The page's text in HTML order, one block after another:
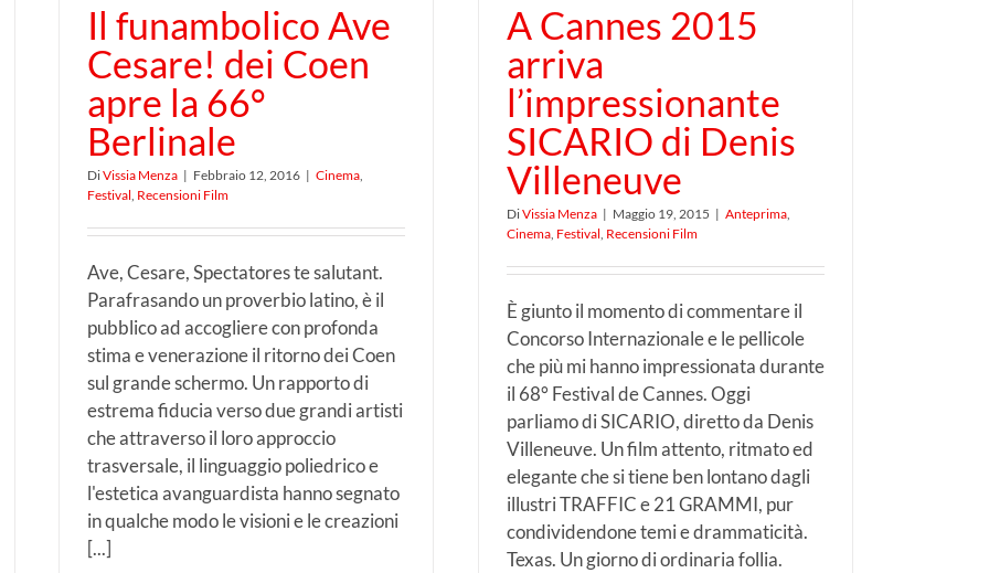
Il funambolico Ave
Cesare! dei Coen
apre la 66°
Berlinale
DiVissia Menza | Febbraio 12, 2016 | Cinema
Festival Recensioni Film
Ave, Cesare, Spectatores te salutant.
Parafrasando un proverbio latino, è il
pubblico ad accogliere con profonda
stima e venerazione il ritorno dei Coen
sul grande schermo. Un rapporto di
estrema fiducia verso due grandi artisti
che attraverso il loro approccio
trasversale, il linguaggio poliedrico e
l'estetica avanguardista hanno segnato
in qualche modo le visioni e le creazioni
[...]
A Cannes 2015
arriva
l’impressionante
SICARIO di Denis
Villeneuve
DiVissia Menza | Maggio 19, 2015 | Anteprima,
Cinema, Festival, Recensioni Film
È giunto il momento di commentare il
Concorso Internazionale e le pellicole
che più mi hanno impressionata durante
il 68° Festival de Cannes. Oggi
parliamo di SICARIO, diretto da Denis
Villeneuve. Un film attento, ritmato ed
elegante che si tiene ben lontano dagli
illustri TRAFFIC e 21 GRAMMI, pur
condividendone temi e drammaticità.
Texas. Un giorno di ordinaria follia.